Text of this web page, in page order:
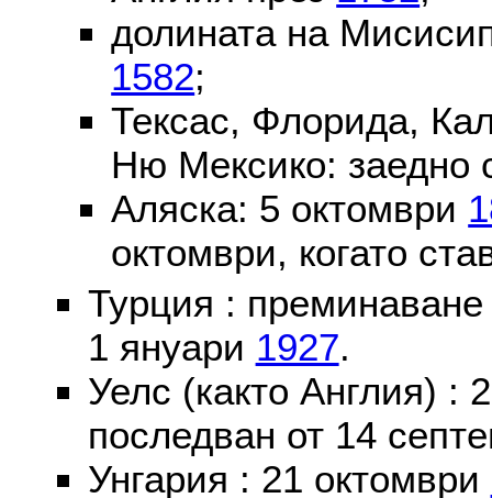
долината на
1582;
Тексас, Флорида,
Ню Мексико: заедно
Аляска: 5 октомври
октомври, когато
Турция :
1 януари 1927.
Уелс (както Англия) :
последван от 14
Унгария : 21 октомври